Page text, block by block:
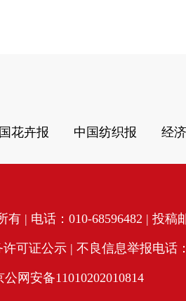
花卉报 中国纺织报 经
| 电话：010-68596482 | 投稿
可证公示| 不良信息举报电话
公网安备11010202010814